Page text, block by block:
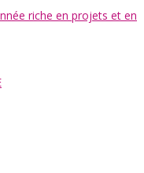
riche en projets et en